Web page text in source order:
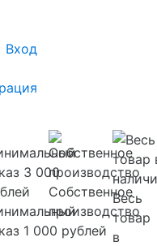
Вход
1 000 рублей
Собственное
производство
Весь
товар
в